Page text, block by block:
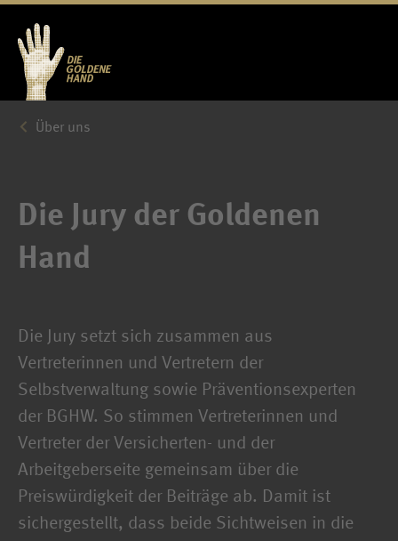
Über uns
Die Jury der Goldenen
Hand
Die Jury setzt sich zusammen aus
Vertreterinnen und Vertretern der
Selbstverwaltung sowie Präventionsexperten
der BGHW. So stimmen Vertreterinnen und
Vertreter der Versicherten- und der
Arbeitgeberseite gemeinsam über die
Preiswürdigkeit der Beiträge ab. Damit ist
sichergestellt, dass beide Sichtweisen in die